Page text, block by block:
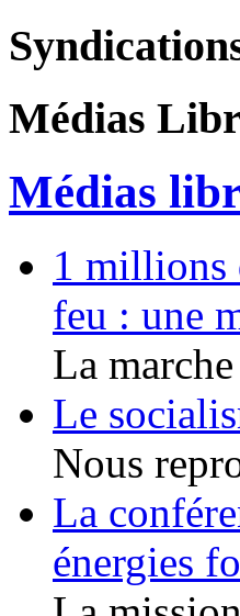
Médias
Médias
1 millions
feu : une
La
Le
Nous
La
énergies